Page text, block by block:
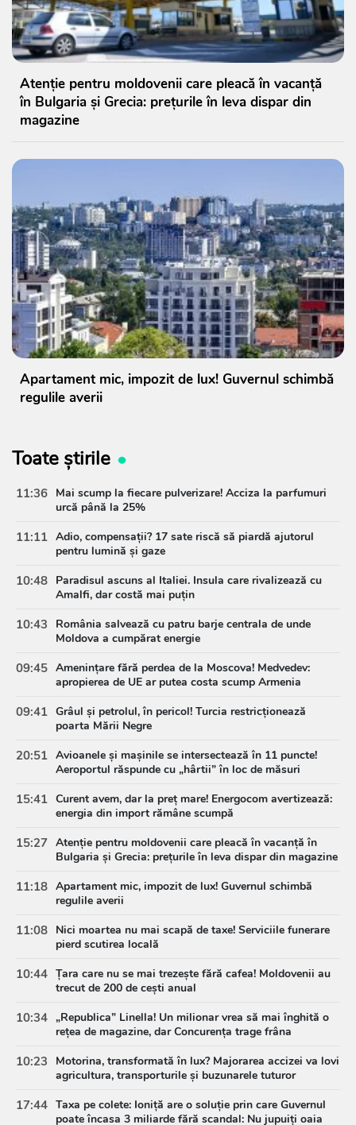
Atenție pentru moldovenii care pleacă în vacanță
în Bulgaria și Grecia: prețurile în leva dispar din
magazine
Apartament mic, impozit de lux! Guvernul schimbă
regulile averii
Toate știrile
11:36 Mai scump la fiecare pulverizare! Acciza la parfumuri
urcă până la 25%
11:11 Adio, compensații? 17 sate riscă să piardă ajutorul
pentru lumină și gaze
10:48 Paradisul ascuns al Italiei. Insula care rivalizează cu
Amalfi, dar costă mai puțin
10:43
România salvează cu patru barje centrala de unde
Moldova a cumpărat energie
09:45 Amenințare fără perdea de la Moscova! Medvedev:
apropierea de UE ar putea costa scump Armenia
09:41 Grâul și petrolul, în pericol! Turcia restricționează
poarta Mării Negre
20:51 Avioanele și mașinile se intersectează în 11 puncte!
Aeroportul răspunde cu „hârtii” în loc de măsuri
15:41 Curent avem, dar la preț mare! Energocom avertizează:
energia din import rămâne scumpă
15:27 Atenție pentru moldovenii care pleacă în vacanță în
Bulgaria și Grecia: prețurile în leva dispar din magazine
11:18 Apartament mic, impozit de lux! Guvernul schimbă
regulile averii
11:08 Nici moartea nu mai scapă de taxe! Serviciile funerare
pierd scutirea locală
10:44 Țara care nu se mai trezește fără cafea! Moldovenii au
trecut de 200 de cești anual
10:34 „Republica” Linella! Un milionar vrea să mai înghită o
rețea de magazine, dar Concurența trage frâna
10:23
Motorina, transformată în lux? Majorarea accizei va lovi
agricultura, transporturile și buzunarele tuturor
17:44 Taxa pe colete: Ioniță are o soluție prin care Guvernul
poate încasa 3 miliarde fără scandal: Nu jupuiți oaia